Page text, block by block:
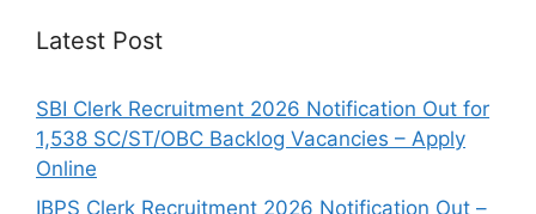
Latest Post
SBI Clerk Recruitment 2026 Notification Out for
1,538 SC/ST/OBC Backlog Vacancies – Apply
Online
IBPS Clerk Recruitment 2026 Notification Out –